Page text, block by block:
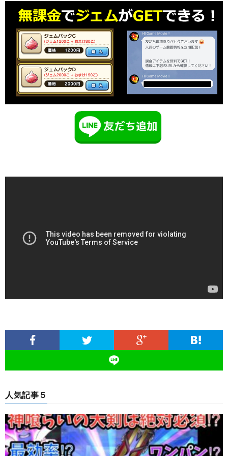
人気記事５